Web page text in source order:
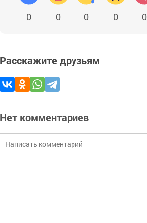
0 0 0 0 0
Расскажите друзьям
Нет комментариев